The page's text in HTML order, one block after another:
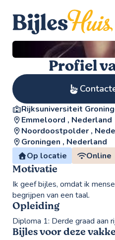
Profiel
Rijksuniversiteit
Emmeloord , Nederland
Noordoostpolder ,
Groningen , Nederland
Op locatie
Online
Motivatie
Ik geef bijles, omdat ik
begrijpen van een taal.
Opleiding
Diploma 1: Derde graad aan
Bijles voor deze